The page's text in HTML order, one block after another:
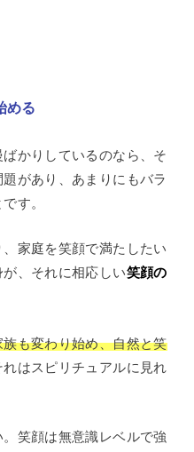
める
かりしているのなら、そ
があり、あまりにもバラ
す。
家庭を笑顔で満たしたい
、それに相応しい笑顔の
も変わり始め、自然と笑
れはスピリチュアルに見れ
笑顔は無意識レベルで強